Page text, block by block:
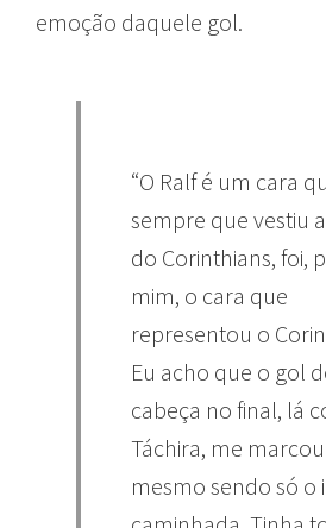
emoção daquele gol.
“O Ralf é um cara
sempre que vestiu
do Corinthians, foi,
mim, o cara que
representou o
Eu acho que o gol
cabeça no final, lá
Táchira, me
mesmo sendo só o